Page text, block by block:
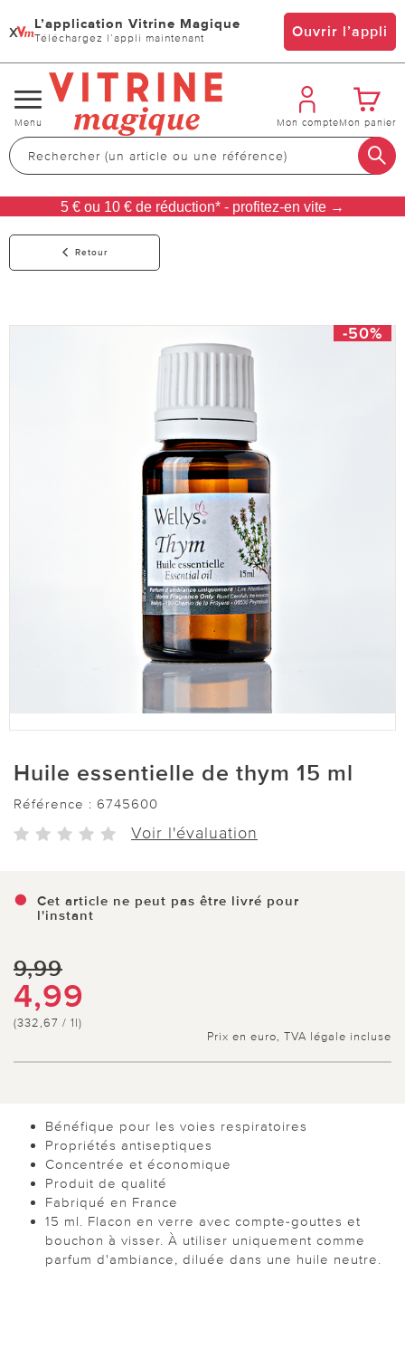
x L’application Vitrine Magique
Téléchargez l’appli maintenant Ouvrir l’appli
Changer
de
navigation
Menu Mon compteMon panier
5 € ou 10 € de réduction* - profitez-en vite →
Retour
-50%
Huile essentielle de thym 15 ml
Référence : 6745600
Voir l'évaluation
Cet article ne peut pas être livré pour
l'instant
9,99
4,99
(332,67 / 1l)
Prix en euro, TVA légale incluse
Bénéfique pour les voies respiratoires
Propriétés antiseptiques
Concentrée et économique
Produit de qualité
Fabriqué en France
15 ml. Flacon en verre avec compte-gouttes et
bouchon à visser. À utiliser uniquement comme
parfum d'ambiance, diluée dans une huile neutre.